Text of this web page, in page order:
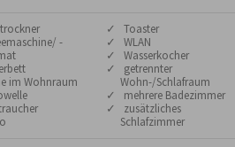
-
im Wohnraum
✓ Toaster
✓ WLAN
✓ Wasserkocher
✓ getrennter
Wohn-/Schlafraum
✓ mehrere Badezimmer
✓ zusätzliches
Schlafzimmer